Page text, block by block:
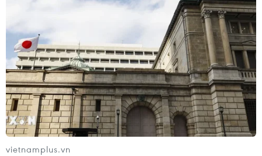
báo thay thế được tính từ thời điểm sau khi ứng viên
được công nhận đạt tiêu chuẩn chức danh phó giáo sư.
vietnamplus.vn